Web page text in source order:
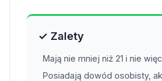
✓ Zalety
Mają nie mniej niż 21 i nie
Posiadają dowód osobisty,